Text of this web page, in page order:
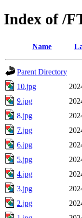
Index of /
Name
Parent Directory
10.jpg
9.jpg
8.jpg
7.jpg
6.jpg
5.jpg
4.jpg
3.jpg
2.jpg